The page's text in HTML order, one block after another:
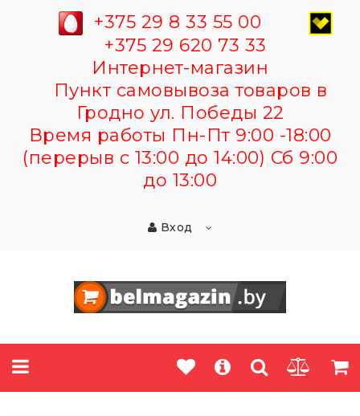
+375 29 8 33 55 00
+375 29 620 73 33
Интернет-магазин
Пункт самовывоза товаров в
Гродно ул. Победы 22
Время работы Пн-Пт 9:00 -18:00
(перерыв с 13:00 до 14:00) Сб 9:00
до 13:00
Вход